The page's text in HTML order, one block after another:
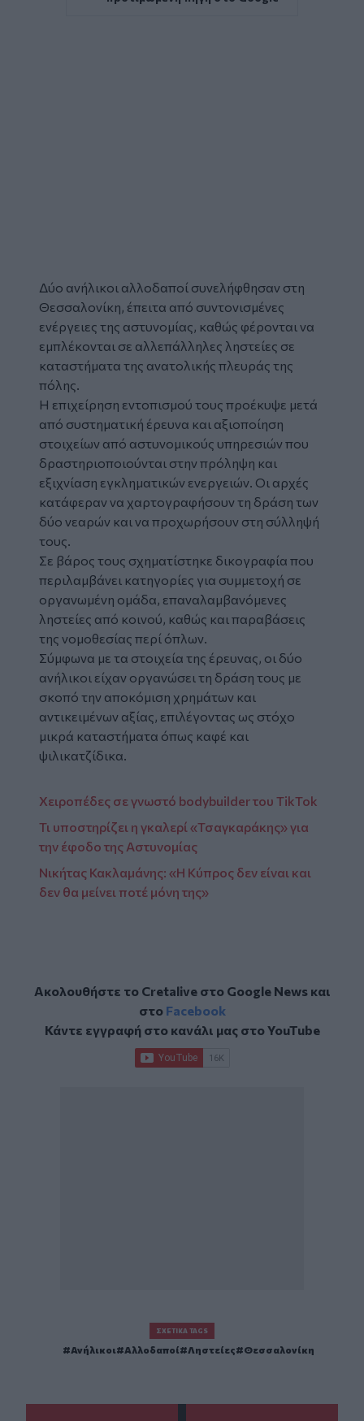
Δύο ανήλικοι αλλοδαποί συνελήφθησαν στη
Θεσσαλονίκη, έπειτα από συντονισμένες
ενέργειες της αστυνομίας, καθώς φέρονται να
εμπλέκονται σε αλλεπάλληλες ληστείες σε
καταστήματα της ανατολικής πλευράς της
πόλης.
Η επιχείρηση εντοπισμού τους προέκυψε μετά
από συστηματική έρευνα και αξιοποίηση
στοιχείων από αστυνομικούς υπηρεσιών που
δραστηριοποιούνται στην πρόληψη και
εξιχνίαση εγκληματικών ενεργειών. Οι αρχές
κατάφεραν να χαρτογραφήσουν τη δράση των
δύο νεαρών και να προχωρήσουν στη σύλληψή
τους.
Σε βάρος τους σχηματίστηκε δικογραφία που
περιλαμβάνει κατηγορίες για συμμετοχή σε
οργανωμένη ομάδα, επαναλαμβανόμενες
ληστείες από κοινού, καθώς και παραβάσεις
της νομοθεσίας περί όπλων.
Σύμφωνα με τα στοιχεία της έρευνας, οι δύο
ανήλικοι είχαν οργανώσει τη δράση τους με
σκοπό την αποκόμιση χρημάτων και
αντικειμένων αξίας, επιλέγοντας ως στόχο
μικρά καταστήματα όπως καφέ και
ψιλικατζίδικα.
Χειροπέδες σε γνωστό bodybuilder του TikTok
Τι υποστηρίζει η γκαλερί «Τσαγκαράκης» για
την έφοδο της Αστυνομίας
Νικήτας Κακλαμάνης: «Η Κύπρος δεν είναι και
δεν θα μείνει ποτέ μόνη της»
Ακολουθήστε το Cretalive στο Google Newsκαι
στο Facebook
Κάντε εγγραφή στο κανάλι μας στοYouTube
ΣΧΕΤΙΚΆ TAGS
Ανήλικοι Αλλοδαποί Ληστείες Θεσσαλονίκη